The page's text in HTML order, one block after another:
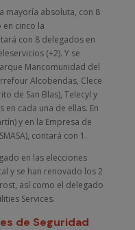
mayoría absoluta, con 8
cinco la
con 8 delegados en
(+2). Y se
Mancomunidad del
Alcobendas, Clece
de San Blas), Telecyl y
en cada una de ellas. En
y en la Empresa de
contará con 1.
en las elecciones
y se han renovado los 2
así como el delegado
Services.
de Seguridad